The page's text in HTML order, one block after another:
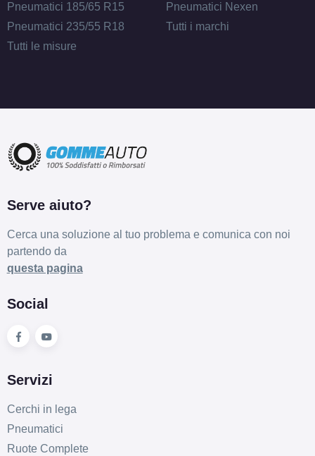
Pneumatici 185/65 R15
Pneumatici 235/55 R18
Tutti le misure
Pneumatici Nexen
Tutti i marchi
Serve aiuto?
Cerca una soluzione al tuo problema e comunica con noi
partendo da
questa pagina
Social
Servizi
Cerchi in lega
Pneumatici
Ruote Complete